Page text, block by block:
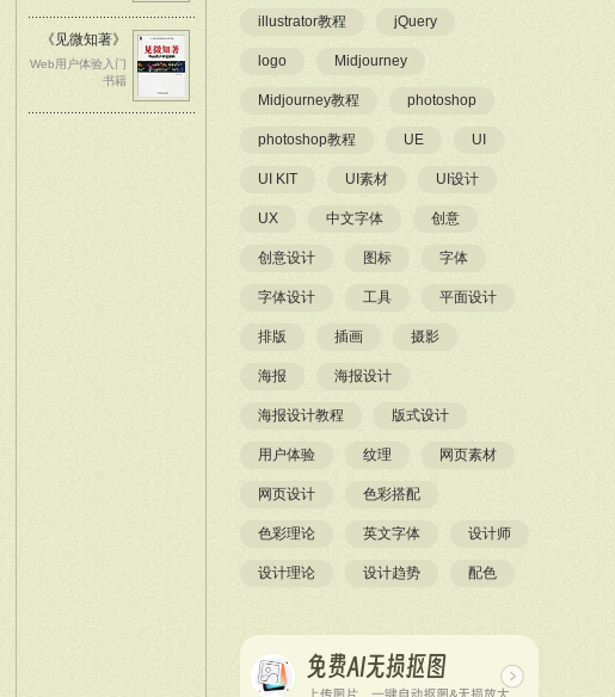
《见微知著》
Web用户体验入门
书籍
illustrator教程 jQuery
logo Midjourney
Midjourney教程 photoshop
photoshop教程 UE UI
UI KIT UI素材 UI设计
UX 中文字体 创意
创意设计 图标 字体
字体设计 工具 平面设计
排版 插画 摄影
海报 海报设计
海报设计教程 版式设计
用户体验 纹理 网页素材
网页设计 色彩搭配
色彩理论 英文字体 设计师
设计理论 设计趋势 配色